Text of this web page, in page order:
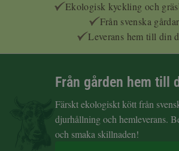
Ekologisk kyckling och
Från svenska gårdar
Leverans hem till din
Från gården hem till
Färskt ekologiskt kött från
djurhållning och hemleverans.
och smaka skillnaden!